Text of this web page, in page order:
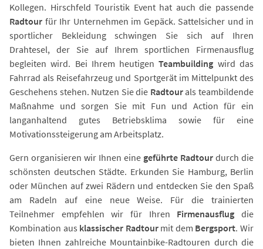
Kollegen. Hirschfeld Touristik Event hat auch die passende
Radtour für Ihr Unternehmen im Gepäck. Sattelsicher und in
sportlicher Bekleidung schwingen Sie sich auf Ihren
Drahtesel, der Sie auf Ihrem sportlichen Firmenausflug
begleiten wird. Bei Ihrem heutigenTeambuilding wird das
Fahrrad als Reisefahrzeug und Sportgerät im Mittelpunkt des
Geschehens stehen. Nutzen Sie die Radtour als teambildende
Maßnahme und sorgen Sie mit Fun und Action für ein
langanhaltend gutes Betriebsklima sowie für eine
Motivationssteigerung am Arbeitsplatz.
Gern organisieren wir Ihnen eine geführte Radtour durch die
schönsten deutschen Städte. Erkunden Sie Hamburg, Berlin
oder München auf zwei Rädern und entdecken Sie den Spaß
am Radeln auf eine neue Weise. Für die trainierten
Teilnehmer empfehlen wir für Ihren Firmenausflugdie
Kombination aus klassischer Radtour mit dem Bergsport. Wir
bieten Ihnen zahlreiche Mountainbike-Radtouren durch die